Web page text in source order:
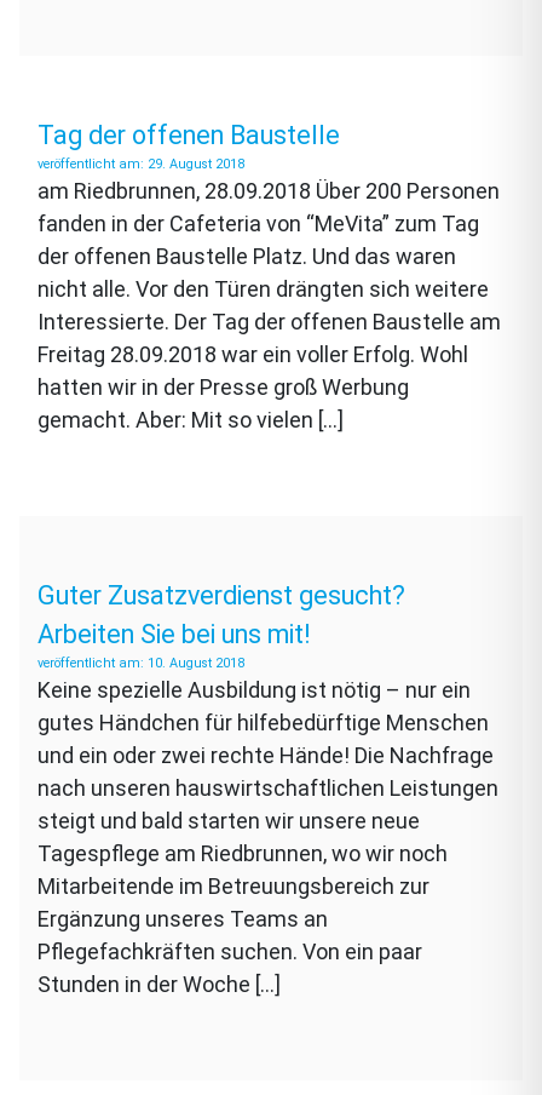
Tag der offenen Baustelle
29. August 2018
am Riedbrunnen, 28.09.2018 Über 200 Personen
fanden in der Cafeteria von “MeVita” zum Tag
der offenen Baustelle Platz. Und das waren
nicht alle. Vor den Türen drängten sich weitere
Interessierte. Der Tag der offenen Baustelle am
Freitag 28.09.2018 war ein voller Erfolg. Wohl
hatten wir in der Presse groß Werbung
gemacht. Aber: Mit so vielen […]
Guter Zusatzverdienst gesucht?
Arbeiten Sie bei uns mit!
10. August 2018
Keine spezielle Ausbildung ist nötig – nur ein
gutes Händchen für hilfebedürftige Menschen
und ein oder zwei rechte Hände! Die Nachfrage
nach unseren hauswirtschaftlichen Leistungen
steigt und bald starten wir unsere neue
Tagespflege am Riedbrunnen, wo wir noch
Mitarbeitende im Betreuungsbereich zur
Ergänzung unseres Teams an
Pflegefachkräften suchen. Von ein paar
Stunden in der Woche […]